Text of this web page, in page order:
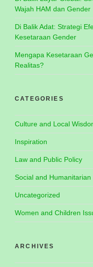
Wajah HAM dan Gender
Di Balik Adat: Strategi
Kesetaraan Gender
Mengapa Kesetaraan
Realitas?
CATEGORIES
Culture and Local
Inspiration
Law and Public Policy
Social and Humanitarian
Uncategorized
Women and Children
ARCHIVES